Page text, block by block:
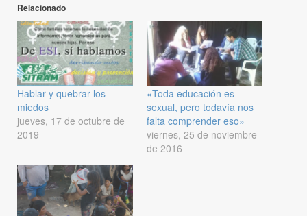
Relacionado
Hablar y quebrar los
miedos
jueves, 17 de octubre de
2019
«Toda educación es
sexual, pero todavía nos
falta comprender eso»
viernes, 25 de noviembre
de 2016